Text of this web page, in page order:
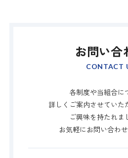
お問い合
CONTACT
各制度や当組合に
詳しくご案内させていた
ご興味を持たれま
お気軽にお問い合わせ